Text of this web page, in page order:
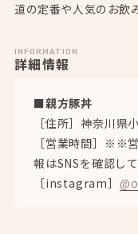
道の定番や人気のお飲
INFORMATION
詳細情報
■親方豚丼
［住所］神奈川県
［営業時間］※※
報はSNSを確認し
［instagram］